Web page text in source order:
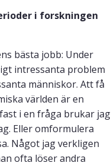
i forskningen
bästa jobb: Under
intressanta problem
människor. Att få
världen är en
i en fråga brukar jag
Eller omformulera
Något jag verkligen
ofta löser andra